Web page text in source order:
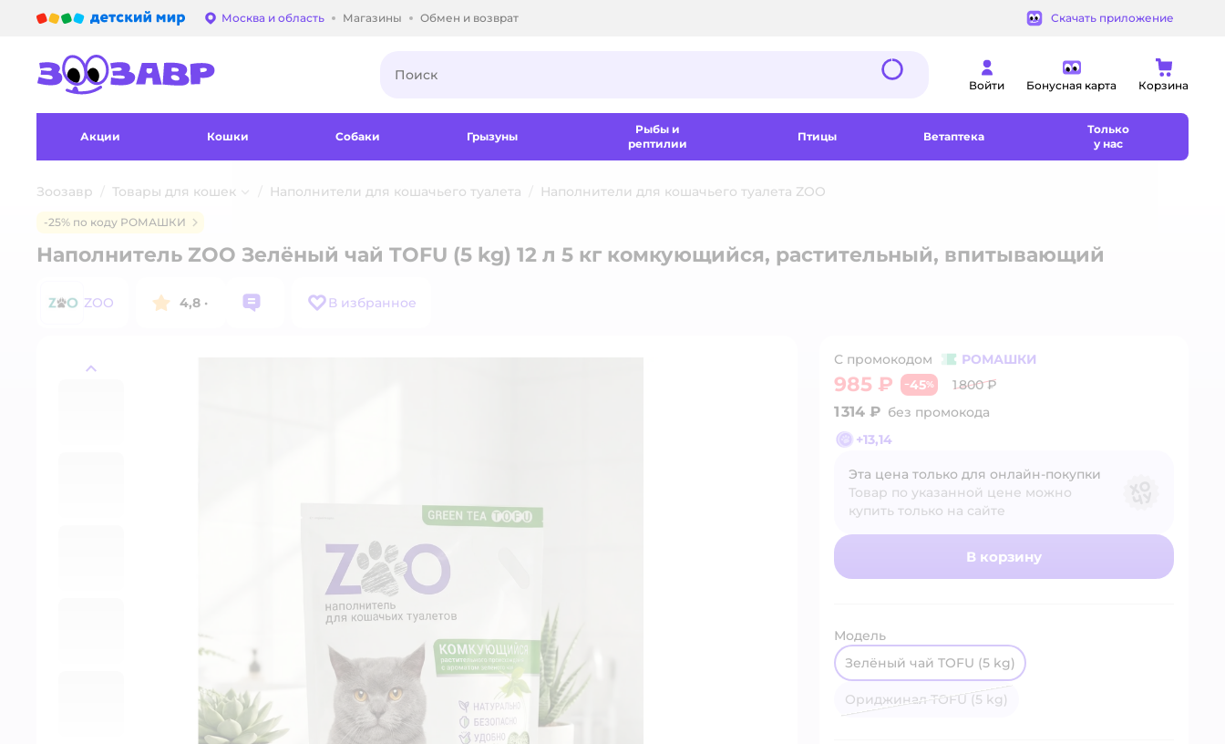
Выбор адреса доставки.
Москва и область Магазины Обмен и возврат Скачать приложение
Войти Бонусная карта Корзина
Акции Кошки Собаки Грызуны
Рыбы и
рептилии
Птицы Ветаптека
Только
у нас
Зоозавр Товары для кошек Наполнители для кошачьего туалета Наполнители для кошачьего туалета ZOO
назад
-25% по коду РОМАШКИ
Наполнитель ZOO Зелёный чай TOFU (5 kg) 12 л 5 кг комкующийся, растительный, впитывающий
ZOO 4,8 · В избранное
С промокодом РОМАШКИ
985 ₽ −45% 1 800 ₽
1 314 ₽ без промокода
+13,14
Эта цена только для онлайн‑покупки
Товар по указанной цене можно
купить только на сайте
В корзину
Модель
Зелёный чай TOFU (5 kg)
Ориджинал TOFU (5 kg)